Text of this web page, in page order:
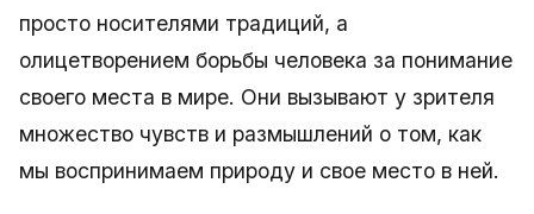
просто носителями традиций, а
олицетворением борьбы человека за понимание
своего места в мире. Они вызывают у зрителя
множество чувств и размышлений о том, как
мы воспринимаем природу и свое место в ней.